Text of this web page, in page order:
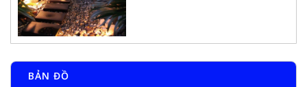
BẢN ĐỒ